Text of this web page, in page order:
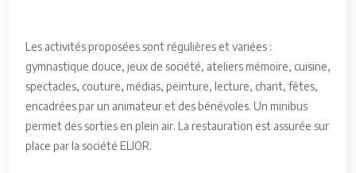
Les activités proposées sont régulières et variées :
gymnastique douce, jeux de société, ateliers mémoire, cuisine,
spectacles, couture, médias, peinture, lecture, chant, fêtes,
encadrées par un animateur et des bénévoles. Un minibus
permet des sorties en plein air. La restauration est assurée sur
place par la société ELIOR.